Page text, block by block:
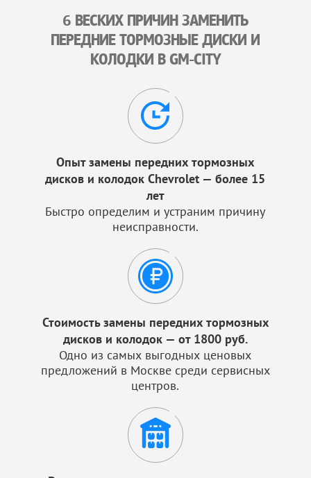
6 ВЕСКИХ ПРИЧИН ЗАМЕНИТЬ
ПЕРЕДНИЕ ТОРМОЗНЫЕ ДИСКИ И
КОЛОДКИ В GM-CITY
Опыт замены передних тормозных
дисков и колодок Chevrolet — более 15
лет
Быстро определим и устраним причину
неисправности.
Стоимость замены передних тормозных
дисков и колодок — от 1800 руб.
Одно из самых выгодных ценовых
предложений в Москве среди сервисных
центров.